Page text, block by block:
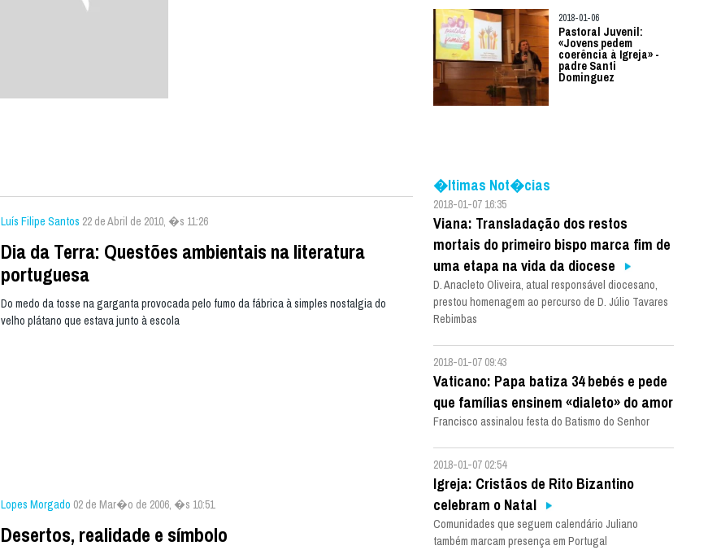
2018-01-06
Pastoral Juvenil:
«Jovens pedem
coerência à Igreja» -
padre Santi
Dominguez
Luís Filipe Santos 22 de Abril de 2010, �s 11:26
Dia da Terra: Questões ambientais na literatura
portuguesa
Do medo da tosse na garganta provocada pelo fumo da fábrica à simples nostalgia do
velho plátano que estava junto à escola
Lopes Morgado 02 de Mar�o de 2006, �s 10:51
Desertos, realidade e símbolo
�ltimas Not�cias
2018-01-07 16:35
Viana: Transladação dos restos
mortais do primeiro bispo marca fim de
uma etapa na vida da diocese
D. Anacleto Oliveira, atual responsável diocesano,
prestou homenagem ao percurso de D. Júlio Tavares
Rebimbas
2018-01-07 09:43
Vaticano: Papa batiza 34 bebés e pede
que famílias ensinem «dialeto» do amor
Francisco assinalou festa do Batismo do Senhor
2018-01-07 02:54
Igreja: Cristãos de Rito Bizantino
celebram o Natal
Comunidades que seguem calendário Juliano
também marcam presença em Portugal